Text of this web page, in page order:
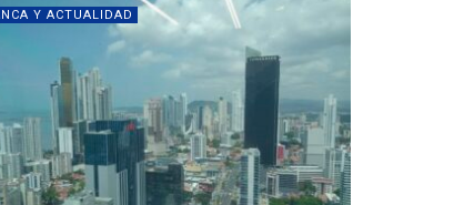
Y ACTUALIDAD